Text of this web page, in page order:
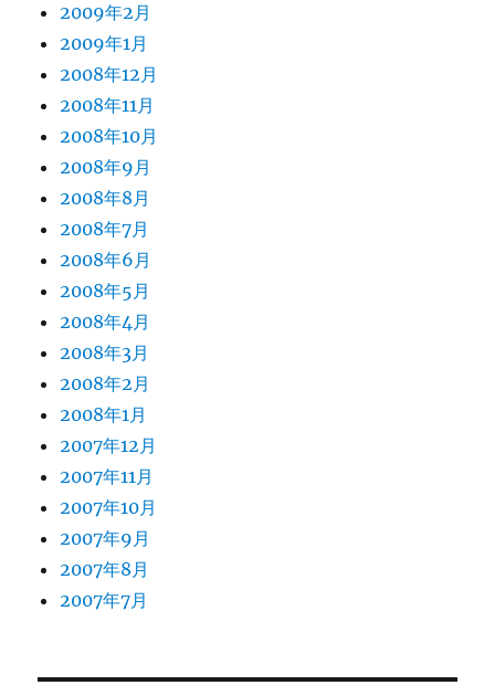
2009年2月
2009年1月
2008年12月
2008年11月
2008年10月
2008年9月
2008年8月
2008年7月
2008年6月
2008年5月
2008年4月
2008年3月
2008年2月
2008年1月
2007年12月
2007年11月
2007年10月
2007年9月
2007年8月
2007年7月